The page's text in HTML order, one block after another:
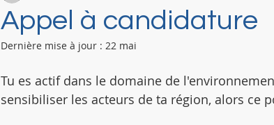
Appel à candidature
Dernière mise à jour : 22 mai
Tu es actif dans le domaine de
sensibiliser les acteurs de ta région, alors ce